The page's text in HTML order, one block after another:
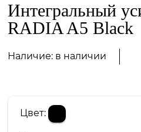
Интегральный
RADIA A5 Black
Наличие: в наличии
Цвет: